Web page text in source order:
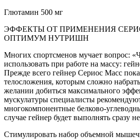
Глютамин 500 мг
ЭФФЕКТЫ ОТ ПРИМЕНЕНИЯ
ОПТИМУМ НУТРИШН
Многих спортсменов мучает вопрос:
использовать при работе на массу:
Прежде всего гейнер Сериос Масс
телосложения, которым сложно
желании добиться максимального
мускулатуры специалисты
многокомпонентные белково-
случае гейнер будет выполнять сразу
Стимулировать набор объемной